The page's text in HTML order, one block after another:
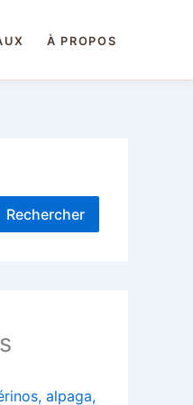
À PROPOS
Rechercher
alpaga,